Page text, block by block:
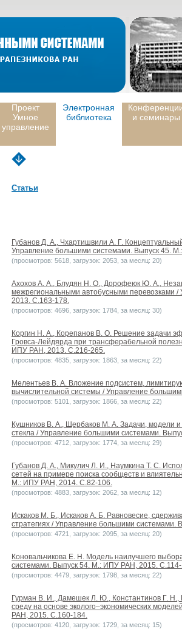
Проект
Умное
управление
Электронная
библиотека
и семинары
Статьи
Губанов Д. А., Чхартишвили А. Г.
Управление большими системами. Выпуск 45.
(просмотров: 5618, загрузок: 2053, за месяц: 20)
Ахохов А. А., Блудян Н. О., Дорофеюк Ю. А.,
межрегиональными автобусными
2013. С.163-178.
(просмотров: 4696, загрузок: 1784, за месяц: 30)
Коргин Н. А., Корепанов В. О. Решение задачи
Гровса-Лейдярда при трансферабельной
ИПУ РАН, 2013. С.216-265.
(просмотров: 4835, загрузок: 1863, за месяц: 22)
Мелентьев В. А. Вложение подсистем,
вычислительной системы / Управление
(просмотров: 5101, загрузок: 1866, за месяц: 22)
Кушников В. А., Щербаков М. А. Задачи, модели
стекла / Управление большими системами.
(просмотров: 4712, загрузок: 1774, за месяц: 29)
Губанов Д. А., Микулич Л. И., Наумкина Т. С.
сетей на примере поиска сообществ и
М.: ИПУ РАН, 2014. С.82-106.
(просмотров: 4883, загрузок: 2062, за месяц: 12)
Искаков М. Б., Искаков А. Б. Равновесие,
стратегиях / Управление большими
(просмотров: 4721, загрузок: 2095, за месяц: 20)
Коновальчикова Е. Н. Модель наилучшего
системами. Выпуск 54. М.: ИПУ РАН, 2015.
(просмотров: 4479, загрузок: 1798, за месяц: 22)
Гурман В. И., Дамешек Л. Ю., Константинов Г.
среду на основе эколого–экономических
РАН, 2015. С.160-184.
(просмотров: 4120, загрузок: 1729, за месяц: 15)